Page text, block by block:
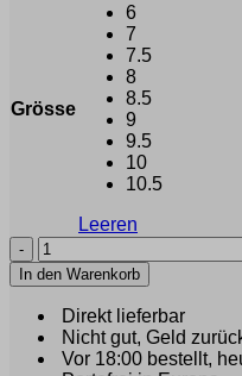
Grösse
6
7
7.5
8
8.5
9
9.5
10
10.5
Leeren
Santoni
Limited
Tiesto
(19980)
Menge
In den Warenkorb
Direkt lieferbar
Nicht gut, Geld
Vor 18:00 bestellt,